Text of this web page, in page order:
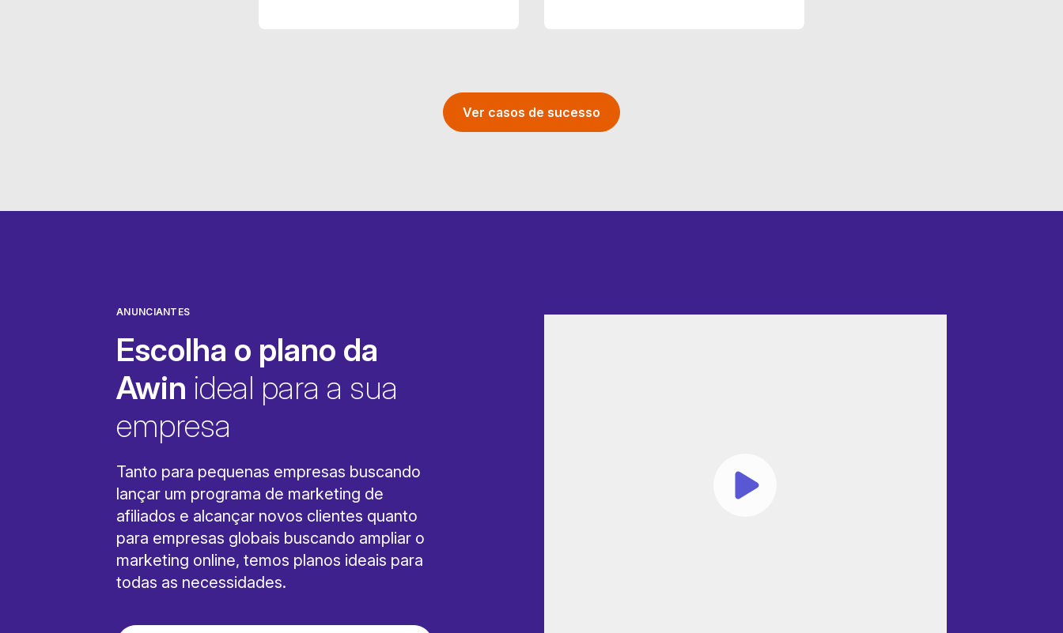
Ver casos de sucesso
ANUNCIANTES
Escolha o plano da
Awin ideal para a sua
empresa
Tanto para pequenas empresas buscando
lançar um programa de marketing de
afiliados e alcançar novos clientes quanto
para empresas globais buscando ampliar o
marketing online, temos planos ideais para
todas as necessidades.